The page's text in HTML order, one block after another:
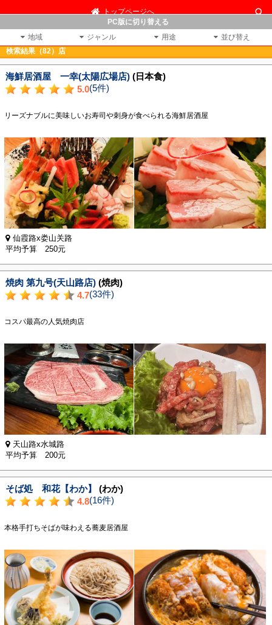
トップページへ
PC版に切り替える
地域
ジャンル 用途
並び替え
検索結果（82）店
海鮮居酒屋 一幸(太陽広場店) (日本食)
5.0(5件)
リーズナブルに美味しいお寿司や刺身が食べられる海鮮居酒屋
仙霞路x娄山关路
平均予算 250元
焼肉 第九号(天山路店) (焼肉)
4.7(33件)
コスパ最高の人気焼肉店
天山路x水城路
平均予算 200元
そば処 和花【わか】
(わか)
4.8(16件)
本格手打ちそばが味わえる蕎麦居酒屋